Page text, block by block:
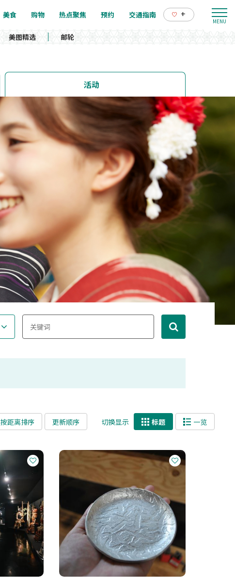
美食 购物 热点聚焦 预约 交通指南 +
美图精选 邮轮
活动
按距离排序 更新顺序 切换显示 标题 一览